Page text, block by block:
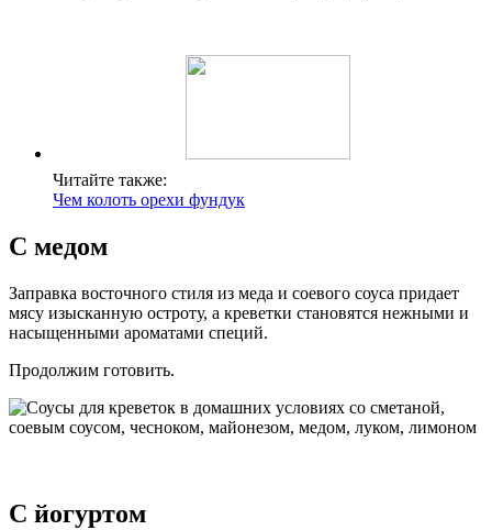
Читайте также:
Чем колоть орехи фундук
С медом
Заправка восточного стиля из меда и соевого соуса придает
мясу изысканную остроту, а креветки становятся нежными и
насыщенными ароматами специй.
Продолжим готовить.
С йогуртом